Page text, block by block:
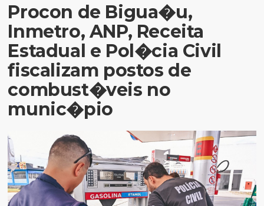
Procon de Bigua�u,
Inmetro, ANP, Receita
Estadual e Pol�cia Civil
fiscalizam postos de
combust�veis no
munic�pio